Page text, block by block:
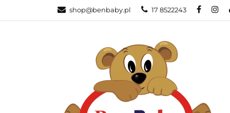
shop@benbaby.pl 17 8522243